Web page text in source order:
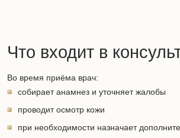
Что входит в
Во время приёма врач:
собирает анамнез и уточняет жалобы
проводит осмотр кожи
при необходимости назначает